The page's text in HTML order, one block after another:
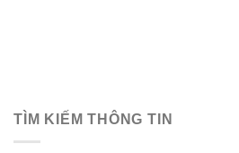
TÌM KIẾM THÔNG TIN